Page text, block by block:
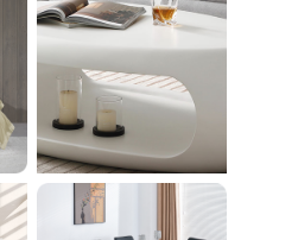
ササイズ ダイエット
旅行 自宅 WBGHS-0
1-R